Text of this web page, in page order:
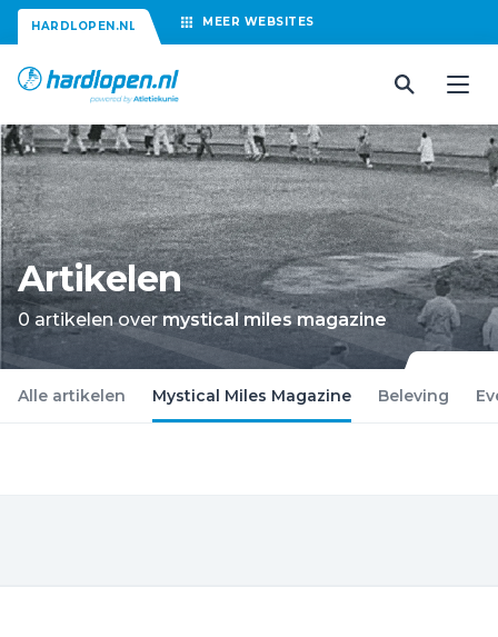
HARDLOPEN.NL MEER WEBSITES
Artikelen
0 artikelen overmystical miles magazine
Alle artikelen Mystical Miles Magazine Beleving